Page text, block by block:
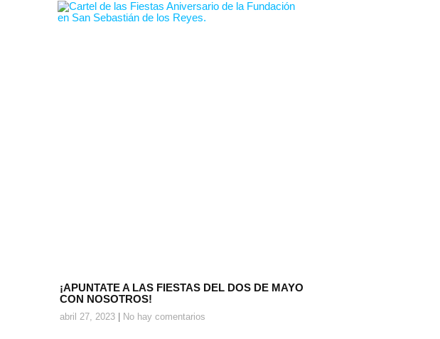
¡APUNTATE A LAS FIESTAS DEL DOS DE MAYO
CON NOSOTROS!
abril 27, 2023 No hay comentarios